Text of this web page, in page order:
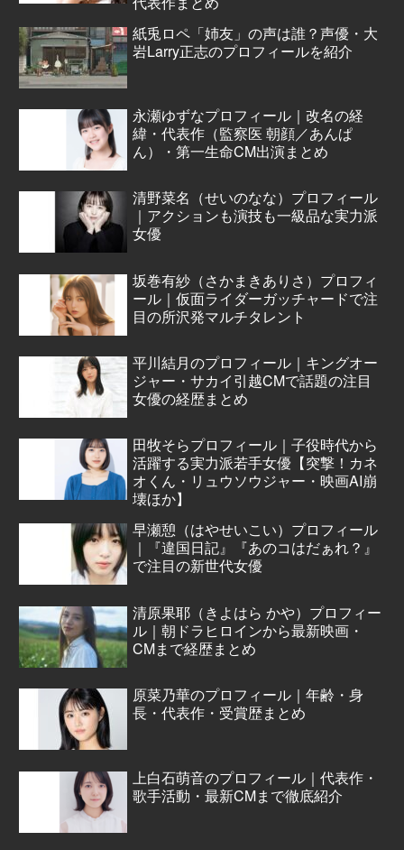
紙兎ロペ「姉友」の声は誰？声優・大
岩Larry正志のプロフィールを紹介
永瀬ゆずなプロフィール｜改名の経
緯・代表作（監察医 朝顔／あんぱ
ん）・第一生命CM出演まとめ
清野菜名（せいのなな）プロフィール
｜アクションも演技も一級品な実力派
女優
坂巻有紗（さかまきありさ）プロフィ
ール｜仮面ライダーガッチャードで注
目の所沢発マルチタレント
平川結月のプロフィール｜キングオー
ジャー・サカイ引越CMで話題の注目
女優の経歴まとめ
田牧そらプロフィール｜子役時代から
活躍する実力派若手女優【突撃！カネ
オくん・リュウソウジャー・映画AI崩
壊ほか】
早瀬憩（はやせいこい）プロフィール
｜『違国日記』『あのコはだぁれ？』
で注目の新世代女優
清原果耶（きよはら かや）プロフィー
ル｜朝ドラヒロインから最新映画・
CMまで経歴まとめ
原菜乃華のプロフィール｜年齢・身
長・代表作・受賞歴まとめ
上白石萌音のプロフィール｜代表作・
歌手活動・最新CMまで徹底紹介